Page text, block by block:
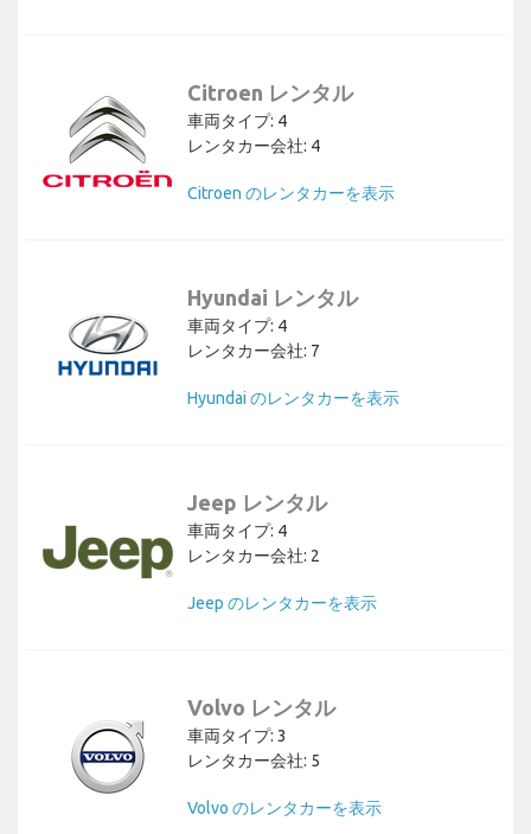
Citroen レンタル
車両タイプ: 4
レンタカー会社: 4
Citroen のレンタカーを表示
Hyundai レンタル
車両タイプ: 4
レンタカー会社: 7
Hyundai のレンタカーを表示
Jeep レンタル
車両タイプ: 4
レンタカー会社: 2
Jeep のレンタカーを表示
Volvo レンタル
車両タイプ: 3
レンタカー会社: 5
Volvo のレンタカーを表示